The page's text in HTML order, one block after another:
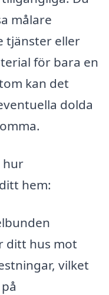
målare
tjänster eller
för bara en
kan det
dolda
hur
hem:
ditt hus mot
vilket